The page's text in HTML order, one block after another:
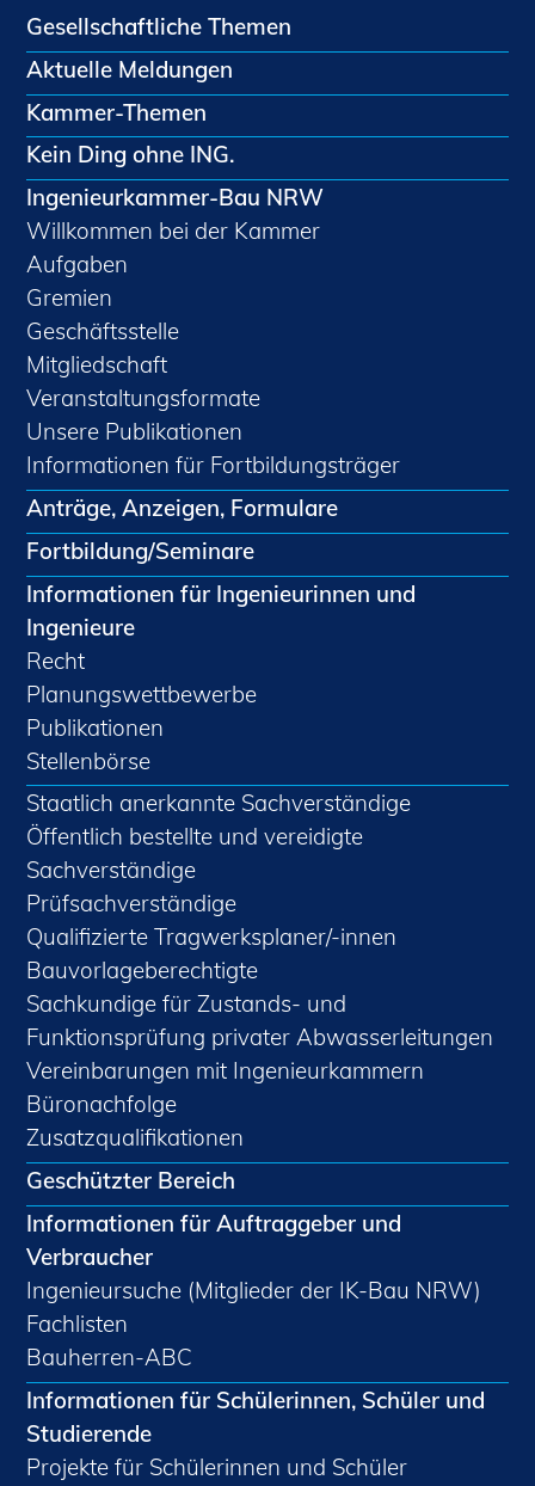
Gesellschaftliche Themen
Aktuelle Meldungen
Kammer-Themen
Kein Ding ohne ING.
Ingenieurkammer-Bau NRW
Willkommen bei der Kammer
Aufgaben
Gremien
Geschäftsstelle
Mitgliedschaft
Veranstaltungsformate
Unsere Publikationen
Informationen für Fortbildungsträger
Anträge, Anzeigen, Formulare
Fortbildung/Seminare
Informationen für Ingenieurinnen und
Ingenieure
Recht
Planungswettbewerbe
Publikationen
Stellenbörse
Staatlich anerkannte Sachverständige
Öffentlich bestellte und vereidigte
Sachverständige
Prüfsachverständige
Qualifizierte Tragwerksplaner/-innen
Bauvorlageberechtigte
Sachkundige für Zustands- und
Funktionsprüfung privater Abwasserleitungen
Vereinbarungen mit Ingenieurkammern
Büronachfolge
Zusatzqualifikationen
Geschützter Bereich
Informationen für Auftraggeber und
Verbraucher
Ingenieursuche (Mitglieder der IK-Bau NRW)
Fachlisten
Bauherren-ABC
Informationen für Schülerinnen, Schüler und
Studierende
Projekte für Schülerinnen und Schüler